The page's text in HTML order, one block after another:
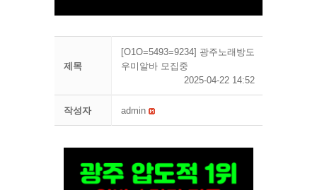
제목
[O1O=5493=9234] 광주노래방도
우미알바 모집중
2025-04-22 14:52
작성자 admin